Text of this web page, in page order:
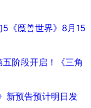
《魔兽世界》8月15
阶段开启！《三角
新预告预计明日发